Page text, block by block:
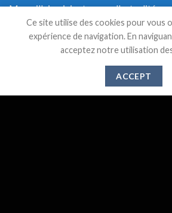
Marseillaise, ici retrouvez l'actualité,
en temps réel et une documentation
de Marseille.
Ce site utilise des cookies pour vous
expérience de navigation. En
acceptez notre utilisation
ACCEPT